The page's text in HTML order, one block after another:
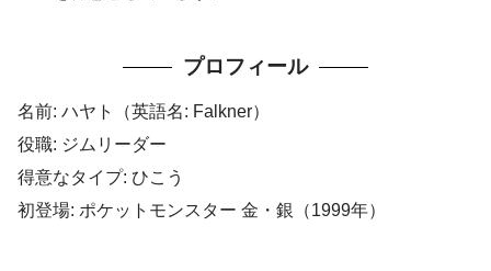
プロフィール
名前: ハヤト（英語名: Falkner）
役職: ジムリーダー
得意なタイプ: ひこう
初登場: ポケットモンスター 金・銀（1999年）